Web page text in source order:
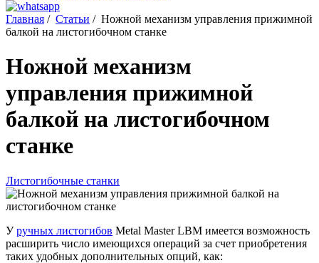
Главная / Статьи / Ножной механизм управления прижимной
балкой на листогибочном станке
Ножной механизм
управления прижимной
балкой на листогибочном
станке
Листогибочные станки
Уручных листогибов Metal Master LBM имеется возможность
расширить число имеющихся операций за счет приобретения
таких удобных дополнительных опций, как: